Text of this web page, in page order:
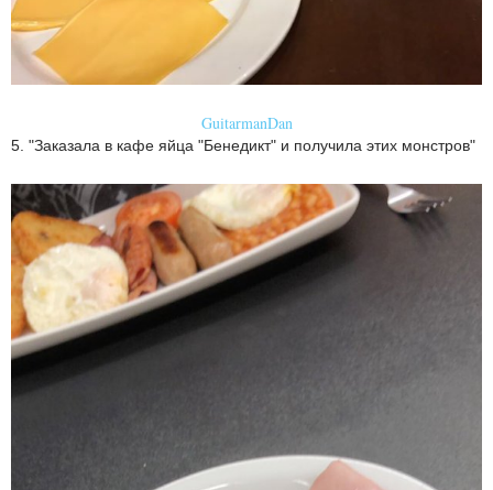
GuitarmanDan
5. "Заказала в кафе яйца "Бенедикт" и получила этих монстров"